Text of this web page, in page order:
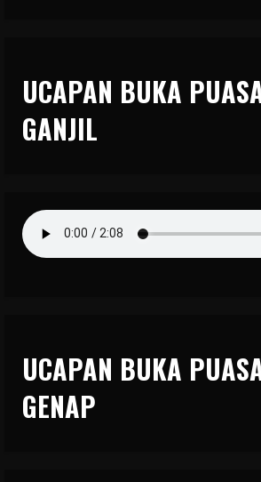
UCAPAN BUKA
GANJIL
UCAPAN BUKA
GENAP